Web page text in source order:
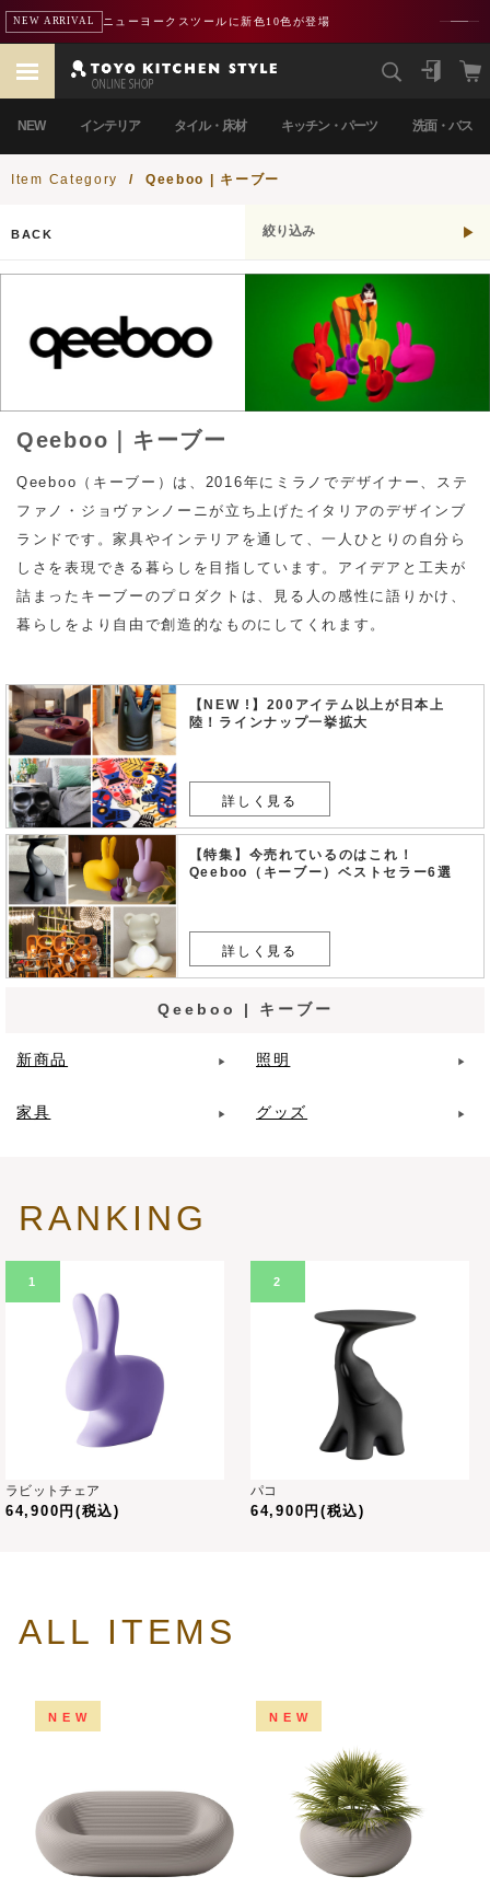
NEW ARRIVAL ニューヨークスツールに新色10色が登場
NEW インテリア タイル・床材 キッチン・パーツ 洗面・バス
Item Category / Qeeboo | キーブー
BACK 絞り込み
Qeeboo｜キーブー
Qeeboo（キーブー）は、2016年にミラノでデザイナー、ステ
ファノ・ジョヴァンノーニが立ち上げたイタリアのデザインブ
ランドです。家具やインテリアを通して、一人ひとりの自分ら
しさを表現できる暮らしを目指しています。アイデアと工夫が
詰まったキーブーのプロダクトは、見る人の感性に語りかけ、
暮らしをより自由で創造的なものにしてくれます。
【NEW !】200アイテム以上が日本上
陸！ラインナップ一挙拡大
詳しく見る
【特集】今売れているのはこれ！
Qeeboo（キーブー）ベストセラー6選
詳しく見る
Qeeboo | キーブー
新商品 照明
家具 グッズ
RANKING
1
ラビットチェア
64,900円(税込)
2
パコ
64,900円(税込)
ALL ITEMS
NEW NEW